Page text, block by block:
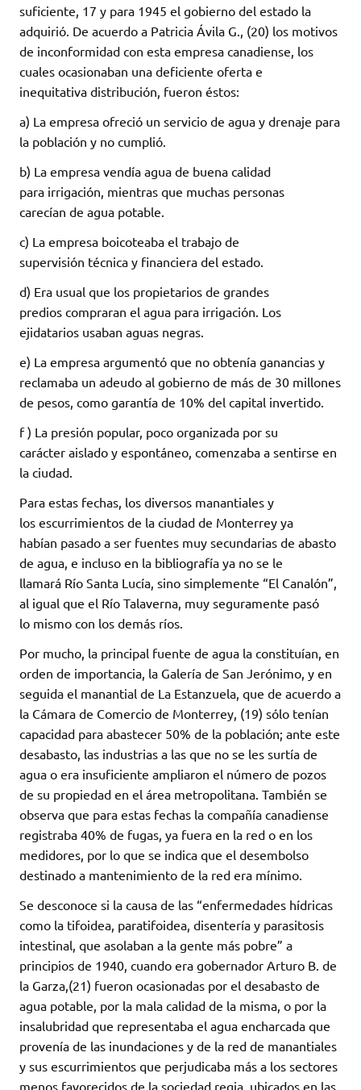
suficiente, 17 y para 1945 el gobierno del estado la
adquirió. De acuerdo a Patricia Ávila G., (20) los motivos
de inconformidad con esta empresa canadiense, los
cuales ocasionaban una deficiente oferta e
inequitativa distribución, fueron éstos:
a) La empresa ofreció un servicio de agua y drenaje para
la población y no cumplió.
b) La empresa vendía agua de buena calidad
para irrigación, mientras que muchas personas
carecían de agua potable.
c) La empresa boicoteaba el trabajo de
supervisión técnica y financiera del estado.
d) Era usual que los propietarios de grandes
predios compraran el agua para irrigación. Los
ejidatarios usaban aguas negras.
e) La empresa argumentó que no obtenía ganancias y
reclamaba un adeudo al gobierno de más de 30 millones
de pesos, como garantía de 10% del capital invertido.
f ) La presión popular, poco organizada por su
carácter aislado y espontáneo, comenzaba a sentirse en
la ciudad.
Para estas fechas, los diversos manantiales y
los escurrimientos de la ciudad de Monterrey ya
habían pasado a ser fuentes muy secundarias de abasto
de agua, e incluso en la bibliografía ya no se le
llamará Río Santa Lucía, sino simplemente “El Canalón”,
al igual que el Río Talaverna, muy seguramente pasó
lo mismo con los demás ríos.
Por mucho, la principal fuente de agua la constituían, en
orden de importancia, la Galería de San Jerónimo, y en
seguida el manantial de La Estanzuela, que de acuerdo a
la Cámara de Comercio de Monterrey, (19) sólo tenían
capacidad para abastecer 50% de la población; ante este
desabasto, las industrias a las que no se les surtía de
agua o era insuficiente ampliaron el número de pozos
de su propiedad en el área metropolitana. También se
observa que para estas fechas la compañía canadiense
registraba 40% de fugas, ya fuera en la red o en los
medidores, por lo que se indica que el desembolso
destinado a mantenimiento de la red era mínimo.
Se desconoce si la causa de las “enfermedades hídricas
como la tifoidea, paratifoidea, disentería y parasitosis
intestinal, que asolaban a la gente más pobre” a
principios de 1940, cuando era gobernador Arturo B. de
la Garza,(21) fueron ocasionadas por el desabasto de
agua potable, por la mala calidad de la misma, o por la
insalubridad que representaba el agua encharcada que
provenía de las inundaciones y de la red de manantiales
y sus escurrimientos que perjudicaba más a los sectores
menos favorecidos de la sociedad regia, ubicados en las